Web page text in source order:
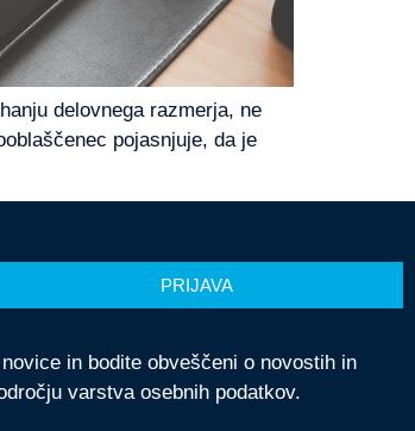
delovnega razmerja, ne
pojasnjuje, da je
PRIJAVA
in bodite obveščeni o novostih in
varstva osebnih podatkov.